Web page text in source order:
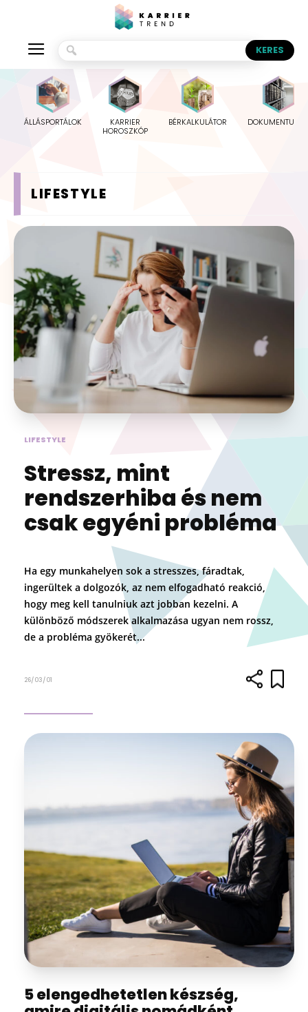
ÁLLÁSPORTÁLOK
KARRIER
HOROSZKÓP
BÉRKALKULÁTOR
LIFESTYLE
LIFESTYLE
Stressz, mint
rendszerhiba és nem
csak egyéni probléma
Ha egy munkahelyen sok a stresszes, fáradtak,
ingerültek a dolgozók, az nem elfogadható reakció,
hogy meg kell tanulniuk azt jobban kezelni. A
különböző módszerek alkalmazása ugyan nem rossz,
de a probléma gyökerét...
26/03/01
5 elengedhetetlen készség,